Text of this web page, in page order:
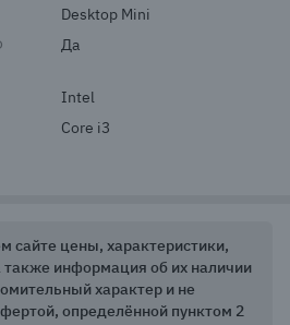
Desktop Mini
Да
Intel
Core i3
сайте цены, характеристики,
также информация об их наличии
характер и не
определённой пунктом 2